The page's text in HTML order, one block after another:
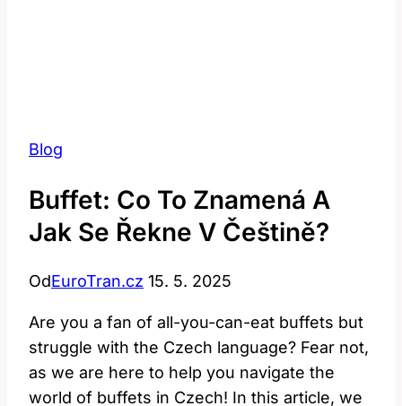
Blog
Buffet: Co To Znamená A
Jak Se Řekne V Češtině?
OdEuroTran.cz 15. 5. 2025
Are you a fan of all-you-can-eat buffets but
struggle with the Czech language? Fear not,
as we are here to help you navigate the
world of buffets in Czech! In this article, we